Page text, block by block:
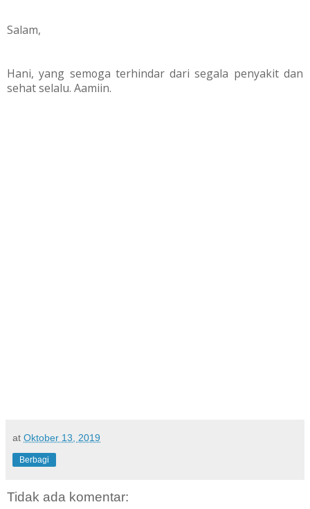
Salam,
Hani, yang semoga terhindar dari segala penyakit dan
sehat selalu. Aamiin.
at Oktober 13, 2019
Berbagi
Tidak ada komentar: